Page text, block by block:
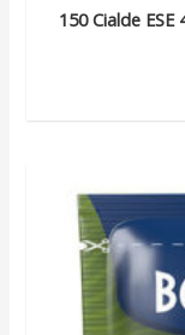
150 Cialde